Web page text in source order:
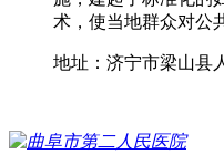
术，使当地群众对公
地址：济宁市梁山县